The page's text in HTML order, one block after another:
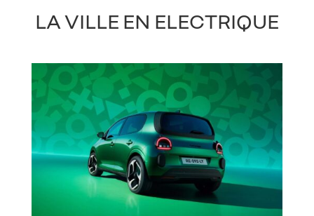
LA VILLE EN ELECTRIQUE